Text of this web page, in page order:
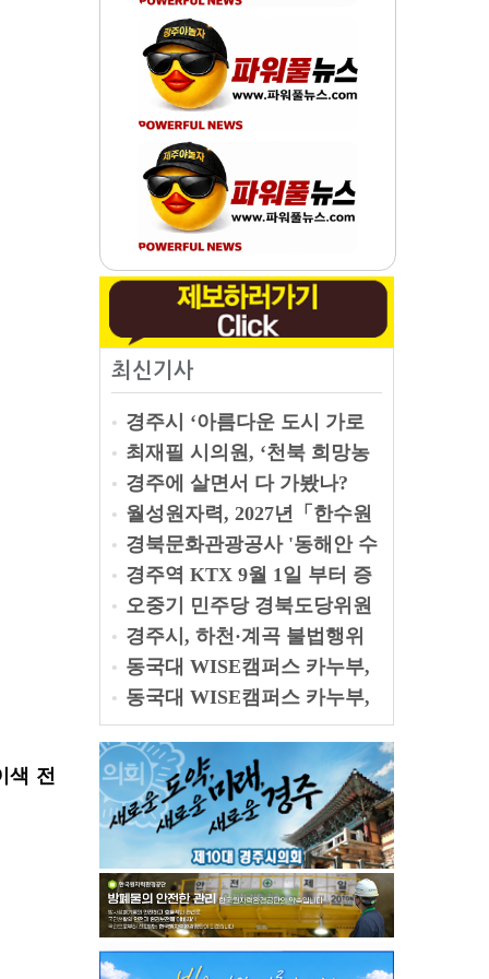
색 전
최신기사
• 경주시 ‘아름다운 도시 가로
수 정책’ 전국 최고 도전 new
• 최재필 시의원, ‘천북 희망농
원 촉구’ 5분 발언 "말로는 누가
못하나"
• 경주에 살면서 다 가봤나?
• 월성원자력, 2027년「한수원
지원사업」공모
• 경북문화관광공사 '동해안 수
중비경 11선' 공개
• 경주역 KTX 9월 1일 부터 증
편
• 오중기 민주당 경북도당위원
장 후보 출마 선언
• 경주시, 하천·계곡 불법행위
특별단속… 오는 31일까지 집
중 점검
• 동국대 WISE캠퍼스 카누부,
제22회 백마강배 전국대회 금
메달 3개 획득
• 동국대 WISE캠퍼스 카누부,
제22회 백마강배 전국대회 금
메달 3개 획득